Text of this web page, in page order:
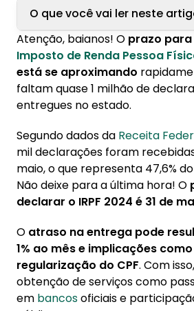
O que você vai ler neste
1. Como declarar o Imposto
2024?
1.1. 1. Organize seus
1.2. 2. Utilize o programa da
1.3. 3. Preencha com
1.4. 4. Revise e envie:
1.5. 5. Acompanhe o status:
Atenção, baianos! O prazo
Imposto de Renda Pessoa
está se aproximando
faltam quase 1 milhão de
entregues no estado.
Segundo dados da Receita
mil declarações foram
maio, o que representa 47,6%
Não deixe para a última hora! O
declarar o IRPF 2024 é 31 de
O atraso na entrega pode
1% ao mês e implicações
regularização do CPF. Com
obtenção de serviços como
em bancosoficiais e